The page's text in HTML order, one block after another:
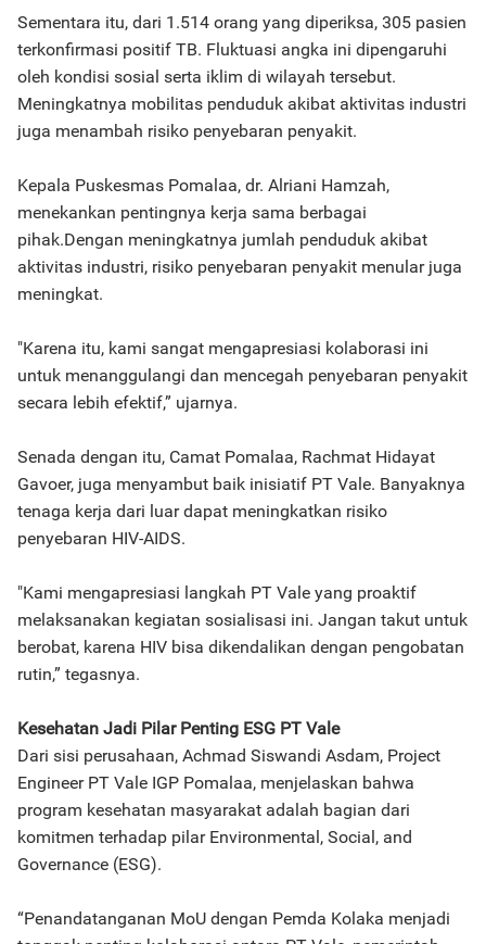
Sementara itu, dari 1.514 orang yang diperiksa, 305 pasien
terkonfirmasi positif TB. Fluktuasi angka ini dipengaruhi
oleh kondisi sosial serta iklim di wilayah tersebut.
Meningkatnya mobilitas penduduk akibat aktivitas industri
juga menambah risiko penyebaran penyakit.
Kepala Puskesmas Pomalaa, dr. Alriani Hamzah,
menekankan pentingnya kerja sama berbagai
pihak.Dengan meningkatnya jumlah penduduk akibat
aktivitas industri, risiko penyebaran penyakit menular juga
meningkat.
"Karena itu, kami sangat mengapresiasi kolaborasi ini
untuk menanggulangi dan mencegah penyebaran penyakit
secara lebih efektif,” ujarnya.
Senada dengan itu, Camat Pomalaa, Rachmat Hidayat
Gavoer, juga menyambut baik inisiatif PT Vale. Banyaknya
tenaga kerja dari luar dapat meningkatkan risiko
penyebaran HIV-AIDS.
"Kami mengapresiasi langkah PT Vale yang proaktif
melaksanakan kegiatan sosialisasi ini. Jangan takut untuk
berobat, karena HIV bisa dikendalikan dengan pengobatan
rutin,” tegasnya.
Kesehatan Jadi Pilar Penting ESG PT Vale
Dari sisi perusahaan, Achmad Siswandi Asdam, Project
Engineer PT Vale IGP Pomalaa, menjelaskan bahwa
program kesehatan masyarakat adalah bagian dari
komitmen terhadap pilar Environmental, Social, and
Governance (ESG).
“Penandatanganan MoU dengan Pemda Kolaka menjadi